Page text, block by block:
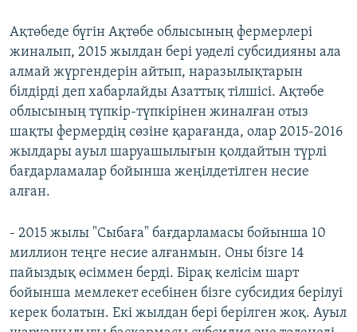
Ақтөбеде бүгін Ақтөбе облысының фермерлері
жиналып, 2015 жылдан бері уәделі субсидияны ала
алмай жүргендерін айтып, наразылықтарын
білдірді деп хабарлайды Азаттық тілшісі. Ақтөбе
облысының түпкір-түпкірінен жиналған отыз
шақты фермердің сөзіне қарағанда, олар 2015-2016
жылдары ауыл шаруашылығын қолдайтын түрлі
бағдарламалар бойынша жеңілдетілген несие
алған.
- 2015 жылы "Сыбаға" бағдарламасы бойынша 10
миллион теңге несие алғанмын. Оны бізге 14
пайыздық өсіммен берді. Бірақ келісім шарт
бойынша мемлекет есебінен бізге субсидия берілуі
керек болатын. Екі жылдан бері берілген жоқ. Ауыл